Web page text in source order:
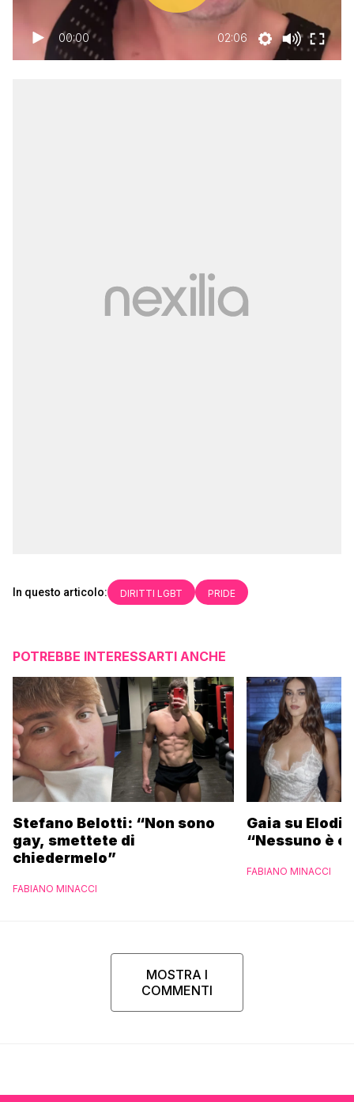
00:00 02:06
In questo articolo: DIRITTI LGBT PRIDE
POTREBBE INTERESSARTI ANCHE
Stefano Belotti: “Non sono
gay, smettete di
chiedermelo”
FABIANO MINACCI
Gaia su
“Nessuno è
FABIANO MINACCI
MOSTRA I
COMMENTI